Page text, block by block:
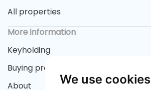
We use cookies
All properties
More information
Keyholding
Buying process
About